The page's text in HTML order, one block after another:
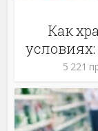
Как
5 221